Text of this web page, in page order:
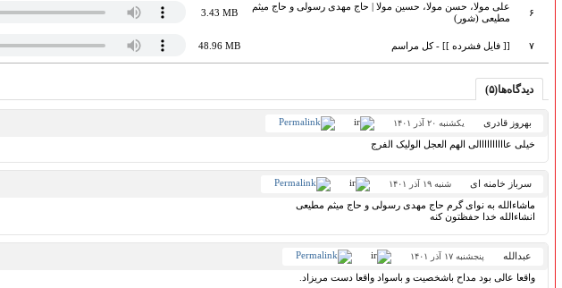
۶
علی مولا، حسن مولا، حسین مولا | حاج مهدی رسولی و حاج میثم
مطیعی (شور)
3.43 MB
۷ [[ فایل فشرده ]] - کل مراسم 48.96 MB
دیدگاه‌ها(۵)
بهروز قادری یکشنبه ۲۰ آذر ۱۴۰۱
خیلی عاااااااااالی الهم العجل الولیک الفرج
سرباز خامنه ای شنبه ۱۹ آذر ۱۴۰۱
ماشاءالله به نوای گرم حاج مهدی رسولی و حاج میثم مطیعی
انشاءالله خدا حفظتون کنه
عبدالله پنجشنبه ۱۷ آذر ۱۴۰۱
واقعا عالی بود مداح باشخصیت و باسواد واقعا دست مریزاد.